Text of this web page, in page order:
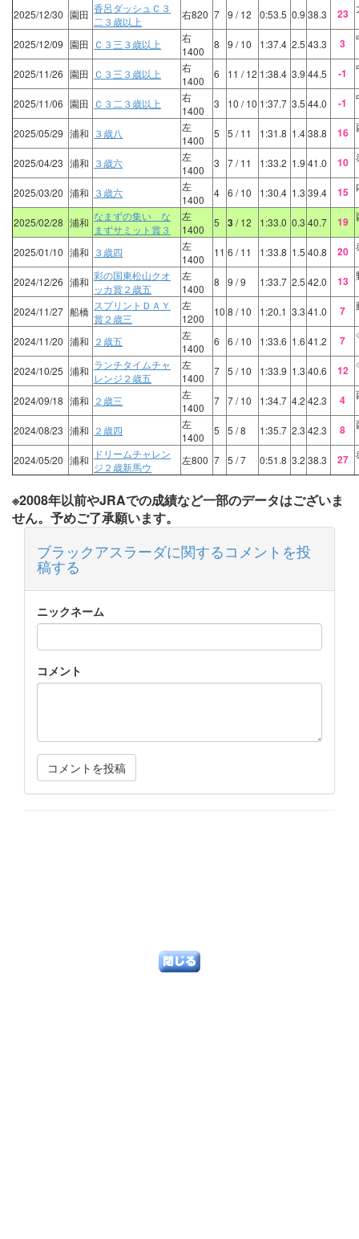
2025/12/30 園田 香呂ダッシュＣ３
二３歳以上
右820 7 9 / 12 0:53.5 0.9 38.3 23
2025/12/09 園田 Ｃ３三３歳以上
右
1400
8 9 / 10 1:37.4 2.5 43.3 3
2025/11/26 園田 Ｃ３三３歳以上
右
1400
6 11 / 12 1:38.4 3.9 44.5 -1
2025/11/06 園田 Ｃ３二３歳以上
右
1400
3 10 / 10 1:37.7 3.5 44.0 -1
2025/05/29 浦和 ３歳八
左
1400
5 5 / 11 1:31.8 1.438.8 16
2025/04/23 浦和 ３歳六
左
1400
3 7/ 11 1:33.2 1.9 41.0 10
2025/03/20 浦和 ３歳六
左
1400
4 6 / 10 1:30.4 1.3 39.4 15
2025/02/28 浦和 なまずの集い な
まずサミット賞３
左
1400
5 3/ 12 1:33.0 0.3 40.7 19
2025/01/10 浦和 ３歳四
左
1400
11 6 / 11 1:33.8 1.5 40.8 20
2024/12/26 浦和 彩の国東松山クオ
ッカ賞２歳五
左
1400
8 9 / 9 1:33.7 2.5 42.0 13
2024/11/27 船橋 スプリントＤＡＹ
賞２歳三
左
1200
10 8 / 10 1:20.1 3.3 41.0 7
2024/11/20 浦和 ２歳五
左
1400
6 6 / 10 1:33.6 1.6 41.2 7
2024/10/25 浦和 ランチタイムチャ
レンジ２歳五
左
1400
7 5 / 10 1:33.9 1.3 40.6 12
2024/09/18 浦和 ２歳三
左
1400
7 7/ 10 1:34.7 4.2 42.3 4
2024/08/23 浦和 ２歳四
左
1400
5 5 / 8 1:35.7 2.3 42.3 8
2024/05/20 浦和
ドリームチャレン
ジ２歳新馬ウ
左800 7 5 / 7 0:51.8 3.2 38.3 27
※2008年以前やJRAでの成績など一部のデータはございま
せん。予めご了承願います。
ブラックアスラーダに関するコメントを投
稿する
ニックネーム
コメント